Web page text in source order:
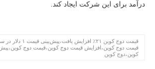
درآمد برای این شرکت ایجاد کند.
قیمت دوج‌ کوین،افزایش قیمت دوج‌ کوین،قیمت دوج‌
کوین،دوج‌ کوین